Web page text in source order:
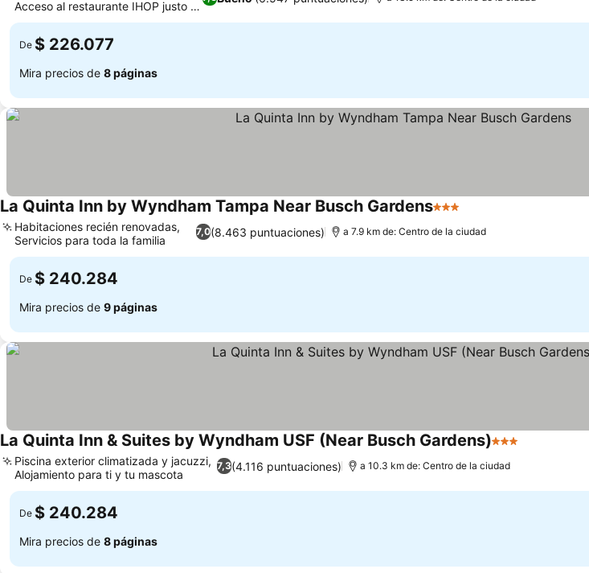
Acceso al restaurante IHOP justo al
lado
De $ 226.077
Mira precios de 8 páginas
La Quinta Inn by Wyndham Tampa Near Busch Gardens3 Estrellas
7,0(8.463 puntuaciones)
Habitaciones recién renovadas,
Servicios para toda la familia
a 7.9 km de: Centro de la ciudad
De $ 240.284
Mira precios de 9 páginas
La Quinta Inn & Suites by Wyndham USF (Near Busch Gardens)3 Estrellas
7,3(4.116 puntuaciones)
Piscina exterior climatizada y jacuzzi,
Alojamiento para ti y tu mascota
a 10.3 km de: Centro de la ciudad
De $ 240.284
Mira precios de 8 páginas